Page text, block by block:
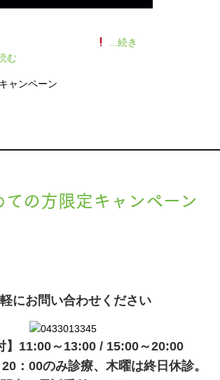
...続き
む
ての方限定キャンペーン
にお問い合わせください
】11:00～13:00 / 15:00～20:00
：00のみ診療、木曜は終日休診。